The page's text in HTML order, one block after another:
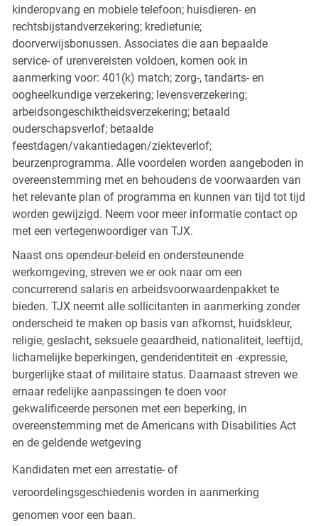
kinderopvang en mobiele telefoon; huisdieren- en
rechtsbijstandverzekering; kredietunie;
doorverwijsbonussen. Associates die aan bepaalde
service- of urenvereisten voldoen, komen ook in
aanmerking voor: 401(k) match; zorg-, tandarts- en
oogheelkundige verzekering; levensverzekering;
arbeidsongeschiktheidsverzekering; betaald
ouderschapsverlof; betaalde
feestdagen/vakantiedagen/ziekteverlof;
beurzenprogramma. Alle voordelen worden aangeboden in
overeenstemming met en behoudens de voorwaarden van
het relevante plan of programma en kunnen van tijd tot tijd
worden gewijzigd. Neem voor meer informatie contact op
met een vertegenwoordiger van TJX.
Naast ons opendeur-beleid en ondersteunende
werkomgeving, streven we er ook naar om een
concurrerend salaris en arbeidsvoorwaardenpakket te
bieden. TJX neemt alle sollicitanten in aanmerking zonder
onderscheid te maken op basis van afkomst, huidskleur,
religie, geslacht, seksuele geaardheid, nationaliteit, leeftijd,
lichamelijke beperkingen, genderidentiteit en -expressie,
burgerlijke staat of militaire status. Daarnaast streven we
ernaar redelijke aanpassingen te doen voor
gekwalificeerde personen met een beperking, in
overeenstemming met de Americans with Disabilities Act
en de geldende wetgeving
Kandidaten met een arrestatie- of
veroordelingsgeschiedenis worden in aanmerking
genomen voor een baan.